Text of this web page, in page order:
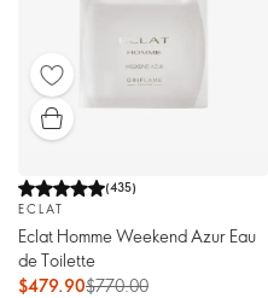
(435)
ECLAT
Eclat Homme Weekend Azur Eau
de Toilette
$479.90$770.00